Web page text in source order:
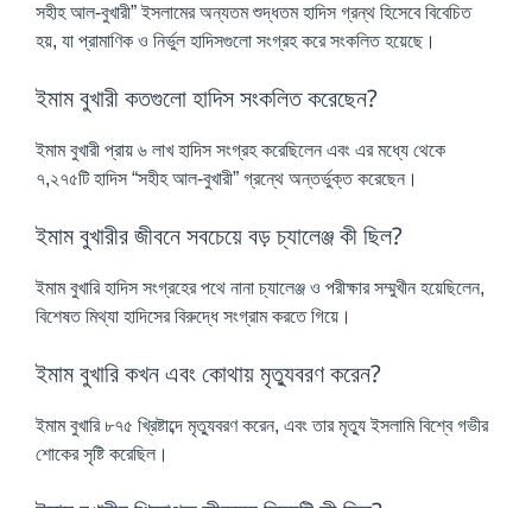
সহীহ আল-বুখারী” ইসলামের অন্যতম শুদ্ধতম হাদিস গ্রন্থ হিসেবে বিবেচিত
হয়, যা প্রামাণিক ও নির্ভুল হাদিসগুলো সংগ্রহ করে সংকলিত হয়েছে।
ইমাম বুখারী কতগুলো হাদিস সংকলিত করেছেন?
ইমাম বুখারী প্রায় ৬ লাখ হাদিস সংগ্রহ করেছিলেন এবং এর মধ্যে থেকে
৭,২৭৫টি হাদিস “সহীহ আল-বুখারী” গ্রন্থে অন্তর্ভুক্ত করেছেন।
ইমাম বুখারীর জীবনে সবচেয়ে বড় চ্যালেঞ্জ কী ছিল?
ইমাম বুখারি হাদিস সংগ্রহের পথে নানা চ্যালেঞ্জ ও পরীক্ষার সম্মুখীন হয়েছিলেন,
বিশেষত মিথ্যা হাদিসের বিরুদ্ধে সংগ্রাম করতে গিয়ে।
ইমাম বুখারি কখন এবং কোথায় মৃত্যুবরণ করেন?
ইমাম বুখারি ৮৭৫ খ্রিষ্টাব্দে মৃত্যুবরণ করেন, এবং তার মৃত্যু ইসলামি বিশ্বে গভীর
শোকের সৃষ্টি করেছিল।